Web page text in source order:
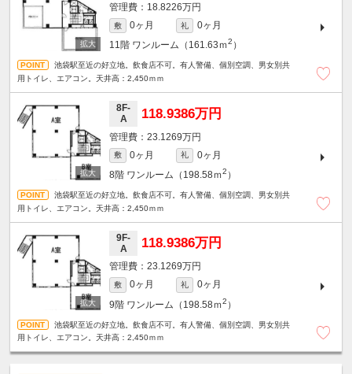
18.8226万円
敷 0ヶ月 礼
0ヶ月
11階 ワンルーム（161.63ｍ2 ）
池袋駅至近の好立地。飲食店不可。有人警備、個別空調、男女別共
用トイレ、エアコン。天井高：2,450ｍｍ
8F-
A
118.9386万円
23.1269万円
敷 0ヶ月 礼
0ヶ月
8階 ワンルーム（198.58ｍ2 ）
池袋駅至近の好立地。飲食店不可。有人警備、個別空調、男女別共
用トイレ、エアコン。天井高：2,450ｍｍ
9F-
A
118.9386万円
23.1269万円
敷 0ヶ月 礼
0ヶ月
9階 ワンルーム（198.58ｍ2 ）
池袋駅至近の好立地。飲食店不可。有人警備、個別空調、男女別共
用トイレ、エアコン。天井高：2,450ｍｍ